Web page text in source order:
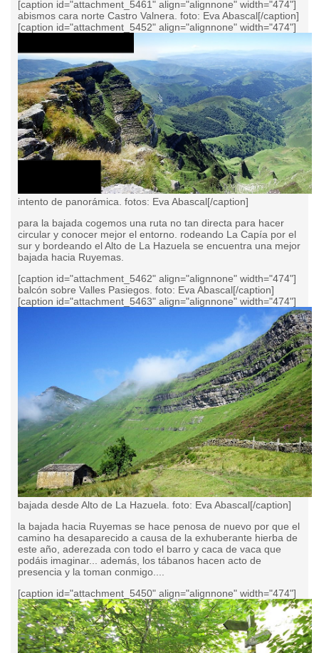
[caption id="attachment_5461" align="alignnone" width="474"]
abismos cara norte Castro Valnera. foto: Eva Abascal[/caption]
[caption id="attachment_5452" align="alignnone" width="474"]
intento de panorámica. fotos: Eva Abascal[/caption]
para la bajada cogemos una ruta no tan directa para hacer
circular y conocer mejor el entorno. rodeando La Capía por el
sur y bordeando el Alto de La Hazuela se encuentra una mejor
bajada hacia Ruyemas.
[caption id="attachment_5462" align="alignnone" width="474"]
balcón sobre Valles Pasiegos. foto: Eva Abascal[/caption]
[caption id="attachment_5463" align="alignnone" width="474"]
bajada desde Alto de La Hazuela. foto: Eva Abascal[/caption]
la bajada hacia Ruyemas se hace penosa de nuevo por que el
camino ha desaparecido a causa de la exhuberante hierba de
este año, aderezada con todo el barro y caca de vaca que
podáis imaginar... además, los tábanos hacen acto de
presencia y la toman conmigo....
[caption id="attachment_5450" align="alignnone" width="474"]